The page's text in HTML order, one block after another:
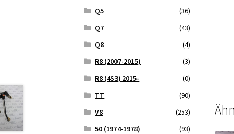
Q5
(36)
Q7
(43)
Q8
(4)
R8 (2007-2015)
(3)
R8 (4S3) 2015-
(0)
TT
(90)
V8
(253)
50 (1974-1978)
(93)